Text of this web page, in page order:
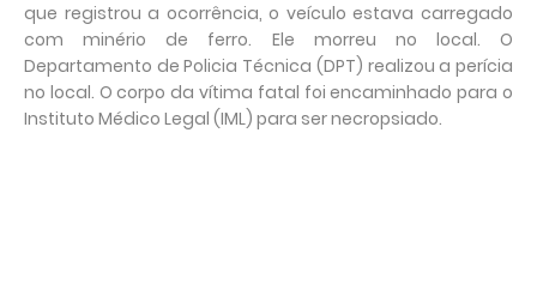
que registrou a ocorrência, o veículo estava carregado
com minério de ferro. Ele morreu no local. O
Departamento de Policia Técnica (DPT) realizou a perícia
no local. O corpo da vítima fatal foi encaminhado para o
Instituto Médico Legal (IML) para ser necropsiado.